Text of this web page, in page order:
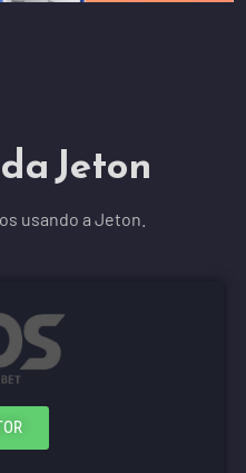
Jeton
usando a Jeton.